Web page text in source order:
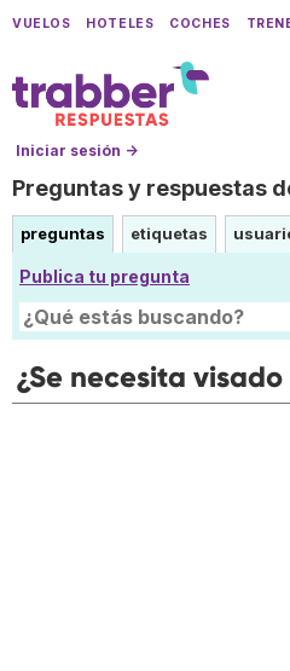
VUELOS HOTELES COCHES
Iniciar sesión →
Preguntas y respuestas
preguntas etiquetas
Publica tu pregunta
¿Se necesita